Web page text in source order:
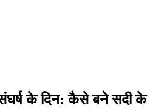
के दिन: कैसे बने सदी के